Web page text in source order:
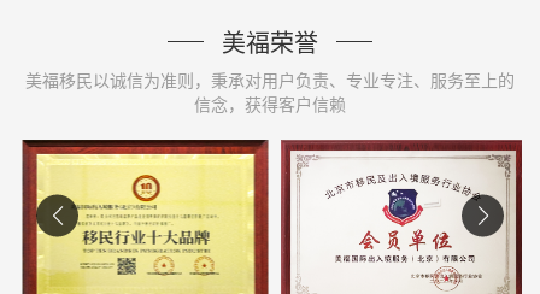
美福荣誉
美福移民以诚信为准则，秉承对用户负责、专业专注、服务至上的
信念，获得客户信赖